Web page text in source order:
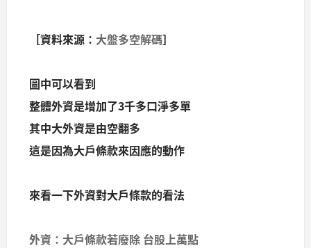
［資料來源： 大盤多空解碼］
圖中可以看到
整體外資是增加了3千多口淨多單
其中大外資是由空翻多
這是因為大戶條款來因應的動作
來看一下外資對大戶條款的看法
外資：大戶條款若廢除 台股上萬點